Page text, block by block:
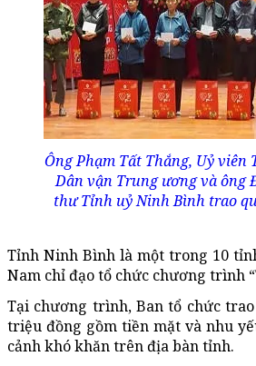
Ông Phạm Tất Thắng, Uỷ
Dân vận Trung ương và ông
thư Tỉnh uỷ Ninh Bình trao
Tỉnh Ninh Bình là một trong 10
Nam chỉ đạo tổ chức chương trình
Tại chương trình, Ban tổ chức
triệu đồng gồm tiền mặt và nhu
cảnh khó khăn trên địa bàn tỉnh.